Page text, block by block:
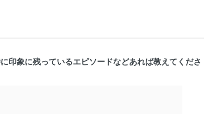
象に残っているエピソードなどあれば教えてくださ